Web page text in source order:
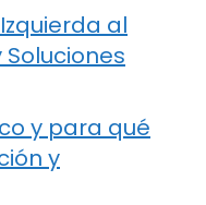
al
y para qué
y